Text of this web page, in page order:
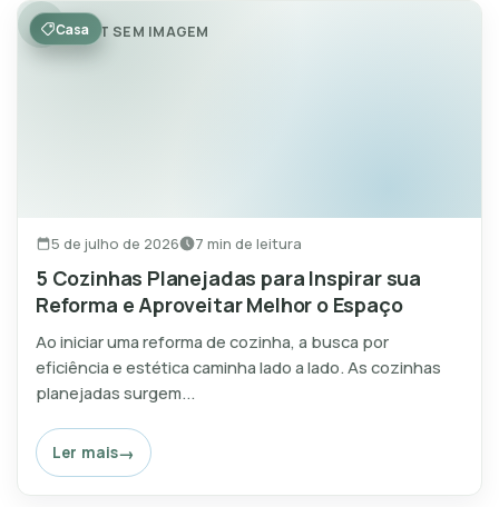
POST SEM IMAGEM
Casa
5 de julho de 2026 7 min de leitura
5 Cozinhas Planejadas para Inspirar sua
Reforma e Aproveitar Melhor o Espaço
Ao iniciar uma reforma de cozinha, a busca por
eficiência e estética caminha lado a lado. As cozinhas
planejadas surgem...
Ler mais